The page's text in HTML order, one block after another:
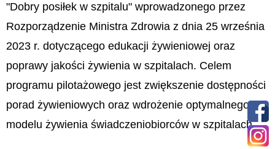
"Dobry posiłek w szpitalu" wprowadzonego przez
Rozporządzenie Ministra Zdrowia z dnia 25 września
2023 r. dotyczącego edukacji żywieniowej oraz
poprawy jakości żywienia w szpitalach. Celem
programu pilotażowego jest zwiększenie dostępności
porad żywieniowych oraz wdrożenie optymalnego
modelu żywienia świadczeniobiorców w szpitalach.